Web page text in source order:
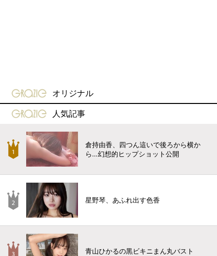
gravure-grazie
オリジナル
gravure-grazie
人気記事
倉持由香、四つん這いで後ろから横か
ら…幻想的ヒップショット公開
星野琴、あふれ出す色香
青山ひかるの黒ビキニまん丸バスト